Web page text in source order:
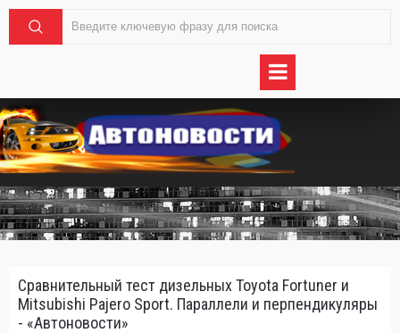
Сравнительный тест дизельных Toyota Fortuner и
Mitsubishi Pajero Sport. Параллели и перпендикуляры
- «Автоновости»